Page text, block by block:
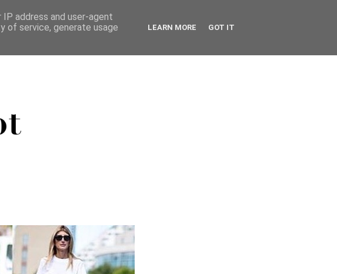
address and user-agent
of service, generate usage
LEARN MORE GOT IT